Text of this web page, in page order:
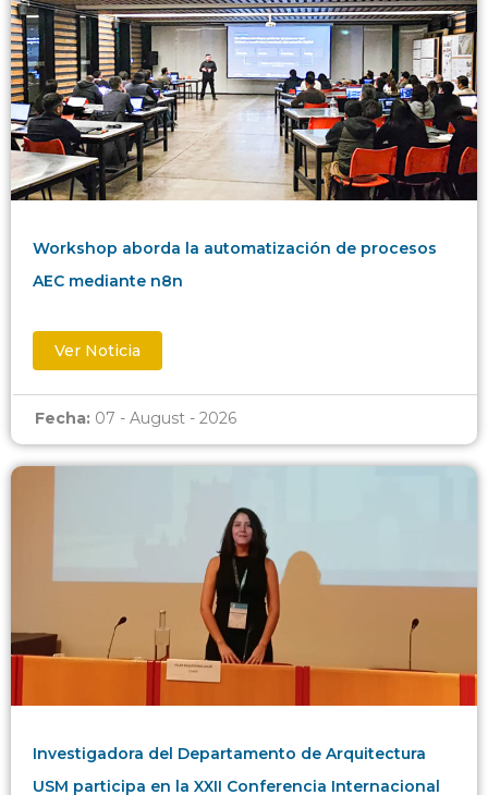
Workshop aborda la automatización de procesos
AEC mediante n8n
Ver Noticia
Fecha: 07 - August - 2026
Investigadora del Departamento de Arquitectura
USM participa en la XXII Conferencia Internacional